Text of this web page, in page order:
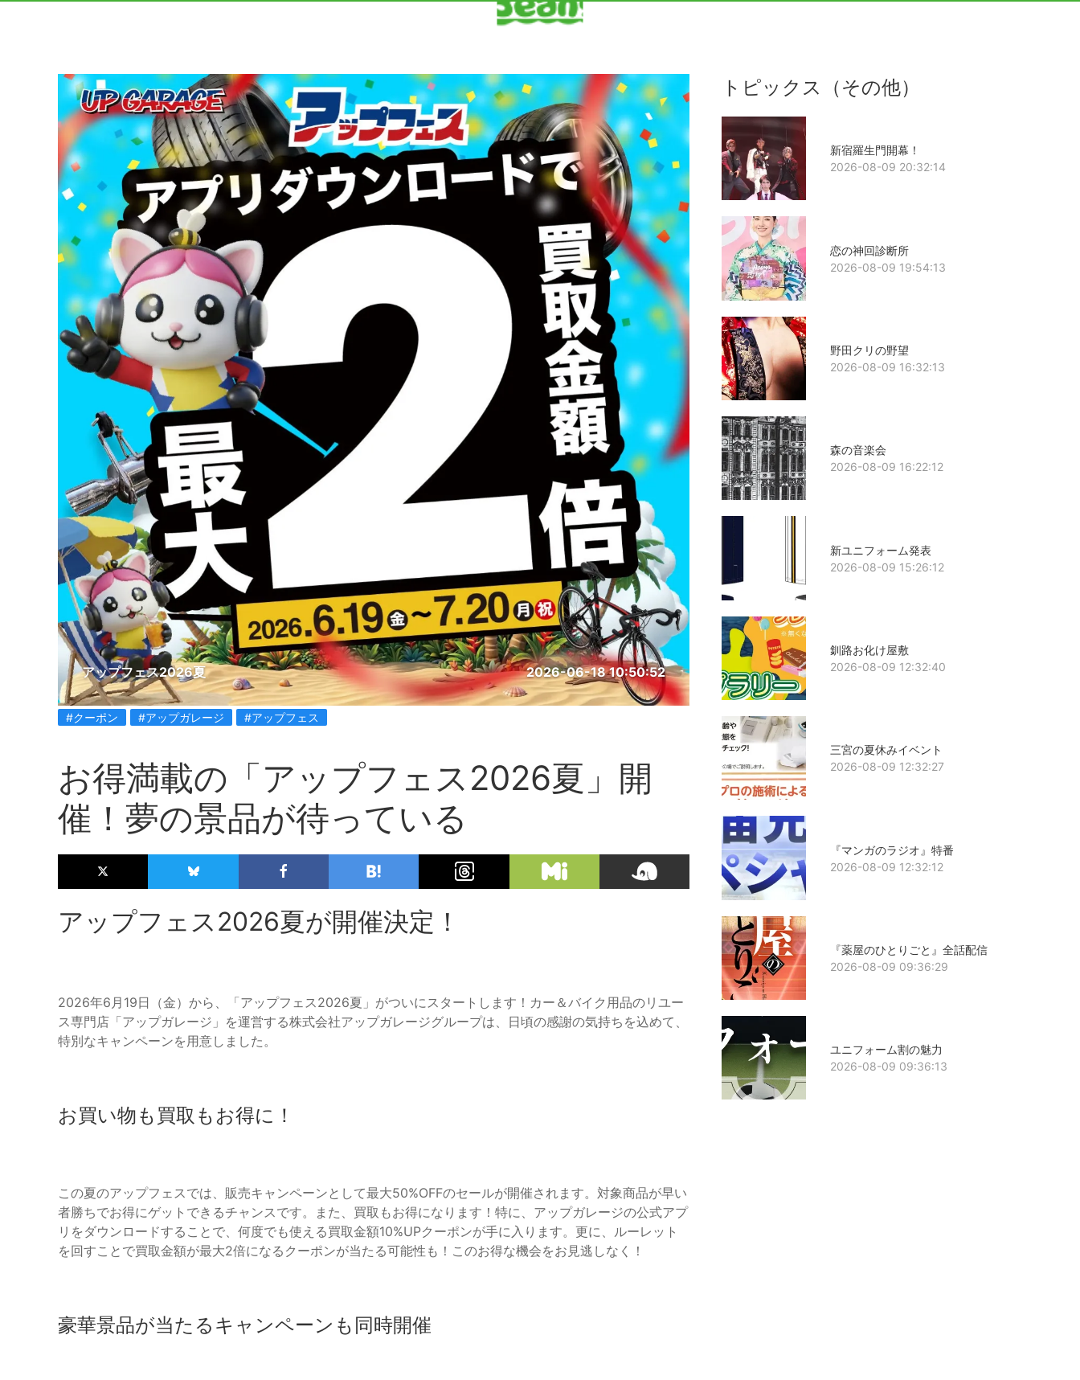
アップフェス2026夏 2026-06-18 10:50:52
#クーポン #アップガレージ #アップフェス
お得満載の「アップフェス2026夏」開
催！夢の景品が待っている
アップフェス2026夏が開催決定！
2026年6月19日（金）から、「アップフェス2026夏」がついにスタートします！カー＆バイク用品のリユー
ス専門店「アップガレージ」を運営する株式会社アップガレージグループは、日頃の感謝の気持ちを込めて、
特別なキャンペーンを用意しました。
お買い物も買取もお得に！
この夏のアップフェスでは、販売キャンペーンとして最大50%OFFのセールが開催されます。対象商品が早い
者勝ちでお得にゲットできるチャンスです。また、買取もお得になります！特に、アップガレージの公式アプ
リをダウンロードすることで、何度でも使える買取金額10%UPクーポンが手に入ります。更に、ルーレット
を回すことで買取金額が最大2倍になるクーポンが当たる可能性も！このお得な機会をお見逃しなく！
豪華景品が当たるキャンペーンも同時開催
トピックス（その他）
新宿羅生門開幕！
2026-08-09 20:32:14
恋の神回診断所
2026-08-09 19:54:13
野田クリの野望
2026-08-09 16:32:13
森の音楽会
2026-08-09 16:22:12
新ユニフォーム発表
2026-08-09 15:26:12
釧路お化け屋敷
2026-08-09 12:32:40
三宮の夏休みイベント
2026-08-09 12:32:27
『マンガのラジオ』特番
2026-08-09 12:32:12
『薬屋のひとりごと』全話配信
2026-08-09 09:36:29
ユニフォーム割の魅力
2026-08-09 09:36:13